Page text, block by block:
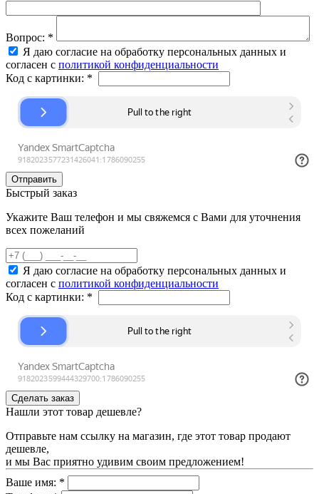
Вопрос: *
Я даю согласие на обработку персональных данных и
согласен с политикой конфиденциальности
Код с картинки: *
Быстрый заказ
Укажите Ваш телефон и мы свяжемся с Вами для уточнения
всех пожеланий
Я даю согласие на обработку персональных данных и
согласен с политикой конфиденциальности
Код с картинки: *
Нашли этот товар дешевле?
Отправьте нам ссылку на магазин, где этот товар продают
дешевле,
и мы Вас приятно удивим своим предложением!
Ваше имя: *